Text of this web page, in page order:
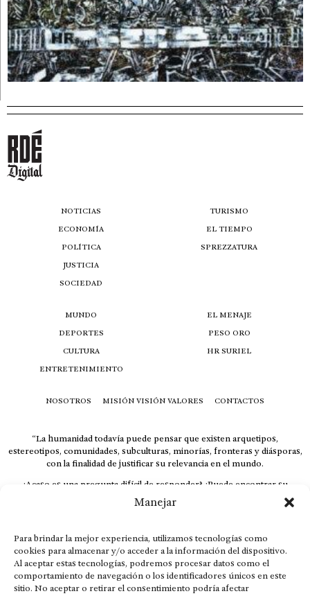
Manejar
Para brindar la mejor experiencia, utilizamos tecnologías como
cookies para almacenar y/o acceder a la información del dispositivo.
Al aceptar estas tecnologías, podremos procesar datos como el
comportamiento de navegación o los identificadores únicos en este
sitio. No aceptar o retirar el consentimiento podría afectar
NOTICIAS
ECONOMÍA
POLÍTICA
JUSTICIA
SOCIEDAD
TURISMO
EL TIEMPO
SPREZZATURA
MUNDO
DEPORTES
CULTURA
ENTRETENIMIENTO
EL MENAJE
PESO ORO
HR SURIEL
NOSOTROS MISIÓN VISIÓN VALORES CONTACTOS
“La humanidad todavía puede pensar que existen arquetipos,
estereotipos, comunidades, subculturas, minorías, fronteras y diásporas,
con la finalidad de justificar su relevancia en el mundo.
¿Acaso es una pregunta difícil de responder? ¿Puede encontrar su
respuesta al instante, otorgando al receptor cuestionado espacio y
velocidad suficiente para responder correctamente? De no ser así, el que
El concepto de familia no está limitado exclusivamente a la sangre; seres
que surgen en nuestro diario vivir suelen pesar más que los
emparentados. Más bien, el apego de estas dos versiones de seres
queridos mueve ideales provenientes de sus vivencias.